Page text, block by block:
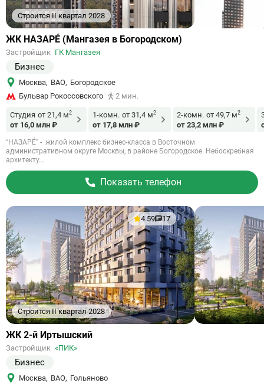
Строится II квартал 2028
Ссылка
объект
ЖК НАЗАРÉ (Мангазея в Богородском)
Застройщик ГК Мангазея
Бизнес
Москва, ВАО, Богородское
Бульвар Рокоссовского
2 мин.
Студия от 21,4 м2
от 16,0 млн ₽
1-комн. от 31,4 м2
от 17,8 млн ₽
2-комн. от 49,7 м2
от 23,2 млн ₽
“НАЗАРÉ” - жилой комплекс бизнес-класса в Восточном
административном округе Москвы, в районе Богородское. Небоскребная
архитекту...
Показать телефон
Строится II квартал 2028
4.59 17
Ссылка
объект
ЖК 2-й Иртышский
Застройщик «ПИК»
Бизнес
Москва, ВАО, Гольяново